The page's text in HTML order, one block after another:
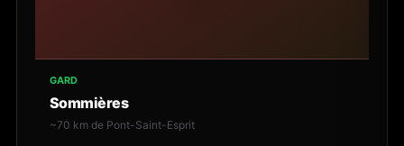
GARD
Sommières
~70 km de Pont-Saint-Esprit